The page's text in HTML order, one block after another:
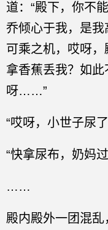
道：“殿下，你不
乔倾心于我，是
可乘之机，哎呀
拿香蕉丢我？如
呀……”
“哎呀，小世子尿
“快拿尿布，奶妈
……
殿内殿外一团混